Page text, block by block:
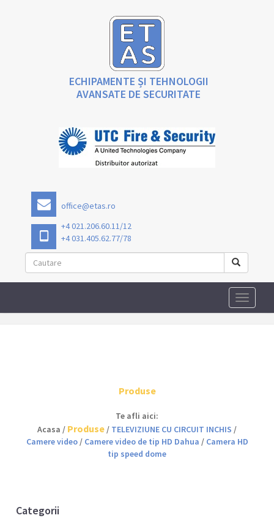
ECHIPAMENTE ȘI TEHNOLOGII
AVANSATE DE SECURITATE
office@etas.ro
+4 021.206.60.11/12
+4 031.405.62.77/78
Toggle
Produse
Te afli aici:
Acasa / Produse / TELEVIZIUNE CU CIRCUIT INCHIS /
Camere video/ Camere video de tip HD Dahua / Camera HD
tip speed dome
Categorii